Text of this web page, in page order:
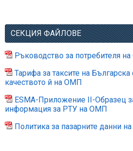
СЕКЦИЯ ФАЙЛОВЕ
Ръководство за потребителя
Тарифа за таксите на
качеството й на ОМП
ESMA-Приложение II-Образец
информация за РТУ на ОМП
Политика за пазарните данни